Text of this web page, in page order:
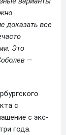
доказать все
Это
—
с
с экс-
года.